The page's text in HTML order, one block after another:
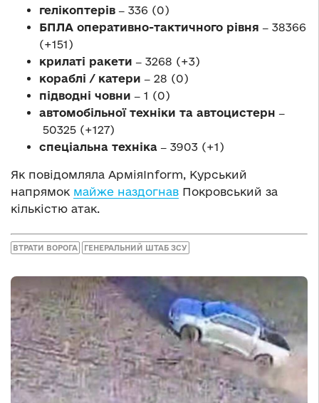
гелікоптерів ‒ 336 (0)
БПЛА оперативно-тактичного рівня ‒ 38366
(+151)
крилаті ракети ‒ 3268 (+3)
кораблі / катери ‒ 28 (0)
підводні човни ‒ 1 (0)
автомобільної техніки та автоцистерн ‒
50325 (+127)
спеціальна техніка ‒ 3903 (+1)
Як повідомляла АрміяInform, Курський
напрямок майже наздогнав Покровський за
кількістю атак.
ВТРАТИ ВОРОГА ГЕНЕРАЛЬНИЙ ШТАБ ЗСУ